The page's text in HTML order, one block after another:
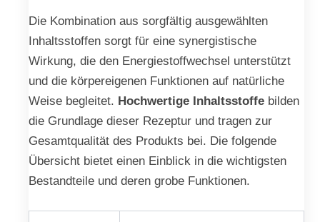
Die Kombination aus sorgfältig ausgewählten
Inhaltsstoffen sorgt für eine synergistische
Wirkung, die den Energiestoffwechsel unterstützt
und die körpereigenen Funktionen auf natürliche
Weise begleitet. Hochwertige Inhaltsstoffe bilden
die Grundlage dieser Rezeptur und tragen zur
Gesamtqualität des Produkts bei. Die folgende
Übersicht bietet einen Einblick in die wichtigsten
Bestandteile und deren grobe Funktionen.